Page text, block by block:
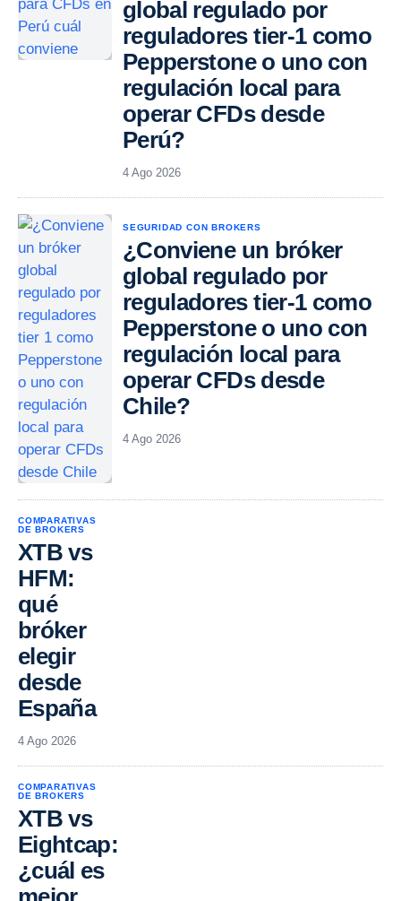
global regulado por
reguladores tier-1 como
Pepperstone o uno con
regulación local para
operar CFDs desde
Perú?
4 Ago 2026
SEGURIDAD CON BROKERS
¿Conviene un bróker
global regulado por
reguladores tier-1 como
Pepperstone o uno con
regulación local para
operar CFDs desde
Chile?
4 Ago 2026
COMPARATIVAS
DE BROKERS
XTB vs
HFM:
qué
bróker
elegir
desde
España
4 Ago 2026
COMPARATIVAS
DE BROKERS
XTB vs
Eightcap:
¿cuál es